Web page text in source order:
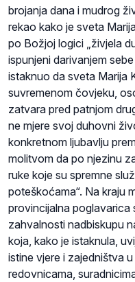
brojanja dana i mudrog
rekao kako je sveta
po Božjoj logici „živjela
ispunjeni darivanjem
istaknuo da sveta Marija
suvremenom čovjeku,
zatvara pred patnjom
ne mjere svoj duhovni
konkretnom ljubavlju
molitvom da po njezinu
ruke koje su spremne
poteškoćama“. Na kraju
provincijalna poglavarica
zahvalnosti nadbiskupu
koja, kako je istaknula,
istine vjere i zajedništva
redovnicama,